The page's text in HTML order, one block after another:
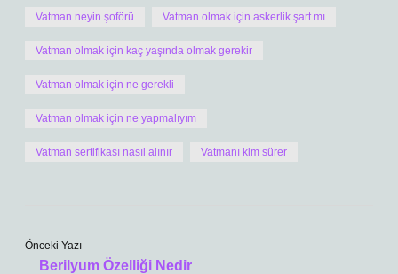
Vatman neyin şoförü Vatman olmak için askerlik şart mı
Vatman olmak için kaç yaşında olmak gerekir
Vatman olmak için ne gerekli
Vatman olmak için ne yapmalıyım
Vatman sertifikası nasıl alınır Vatmanı kim sürer
Önceki Yazı
Berilyum Özelliği Nedir